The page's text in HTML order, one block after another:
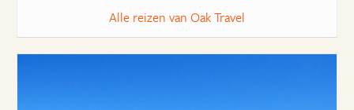
Alle reizen van Oak Travel